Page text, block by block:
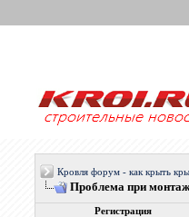
Кровля форум - как крыть
Проблема при
Регистрация